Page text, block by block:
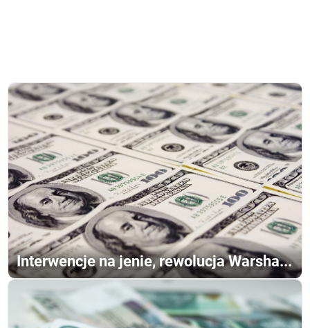
Interwencje na jenie, rewolucja Warsha...